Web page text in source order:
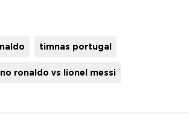
timnas portugal
ronaldo vs lionel messi